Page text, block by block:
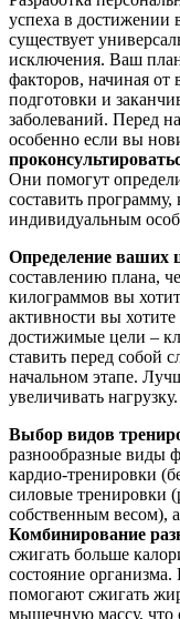
успеха в
существует
исключения. Ваш
факторов, начиная от
подготовки и
заболеваний. Перед
особенно если вы
Они помогут
составить программу,
индивидуальным
Определение ваших
составлению плана,
килограммов вы
активности вы
достижимые цели –
ставить перед собой
начальном этапе.
увеличивать нагрузку.
Выбор видов
разнообразные виды
кардио-тренировки
силовые тренировки
собственным весом),
Комбинирование
сжигать больше
состояние
помогают сжигать
мышечную массу, что